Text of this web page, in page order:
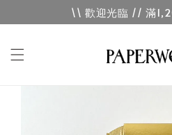
\\ 歡迎光臨 // 滿